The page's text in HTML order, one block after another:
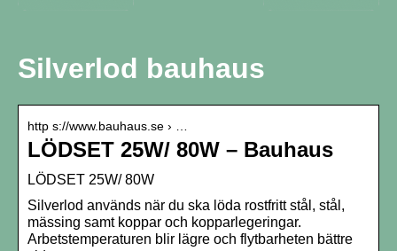
Silverlod bauhaus
http s://www.bauhaus.se › …
LÖDSET 25W/ 80W – Bauhaus
LÖDSET 25W/ 80W
Silverlod används när du ska löda rostfritt stål, stål,
mässing samt koppar och kopparlegeringar.
Arbetstemperaturen blir lägre och flytbarheten bättre